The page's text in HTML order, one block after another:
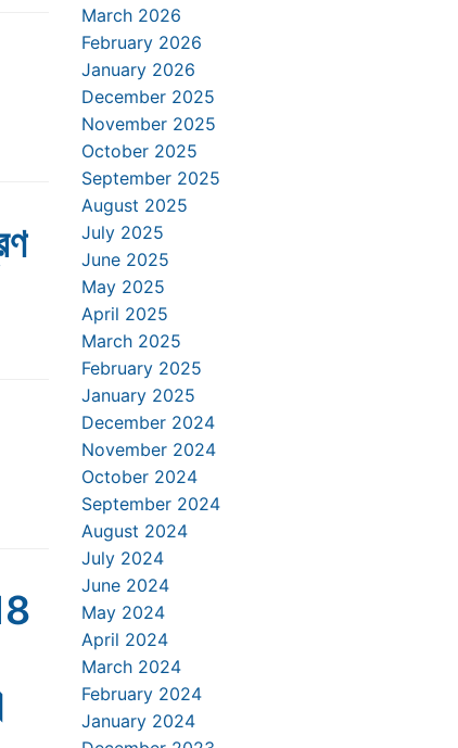
March 2026
February 2026
January 2026
December 2025
November 2025
October 2025
September 2025
August 2025
July 2025
June 2025
May 2025
April 2025
March 2025
February 2025
January 2025
December 2024
November 2024
October 2024
September 2024
August 2024
July 2024
June 2024
May 2024
April 2024
March 2024
February 2024
January 2024